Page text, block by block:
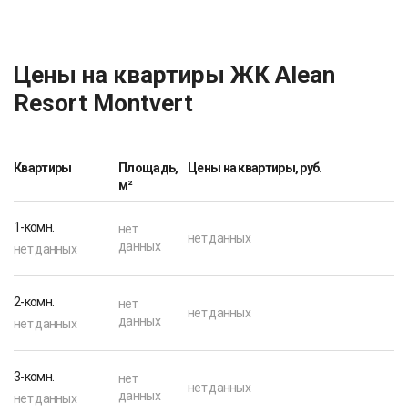
Цены на квартиры ЖК Alean
Resort Montvert
Квартиры
Площадь,
м²
Цены на квартиры, руб.
1-комн.
нет данных
нет
данных
нет данных
2-комн.
нет данных
нет
данных
нет данных
3-комн.
нет данных
нет
данных
нет данных